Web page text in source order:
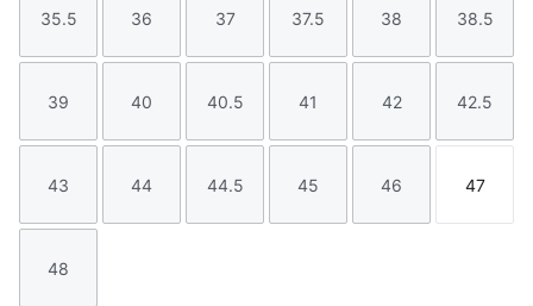
Talla
35.5
Talla
36
Talla
37
Talla
37.5
Talla
38
Talla
38.5
Talla
39
Talla
40
Talla
40.5
Talla
41
Talla
42
Talla
42.5
Talla
43
Talla
44
Talla
44.5
Talla
45
Talla
46
Talla
47
Talla
48